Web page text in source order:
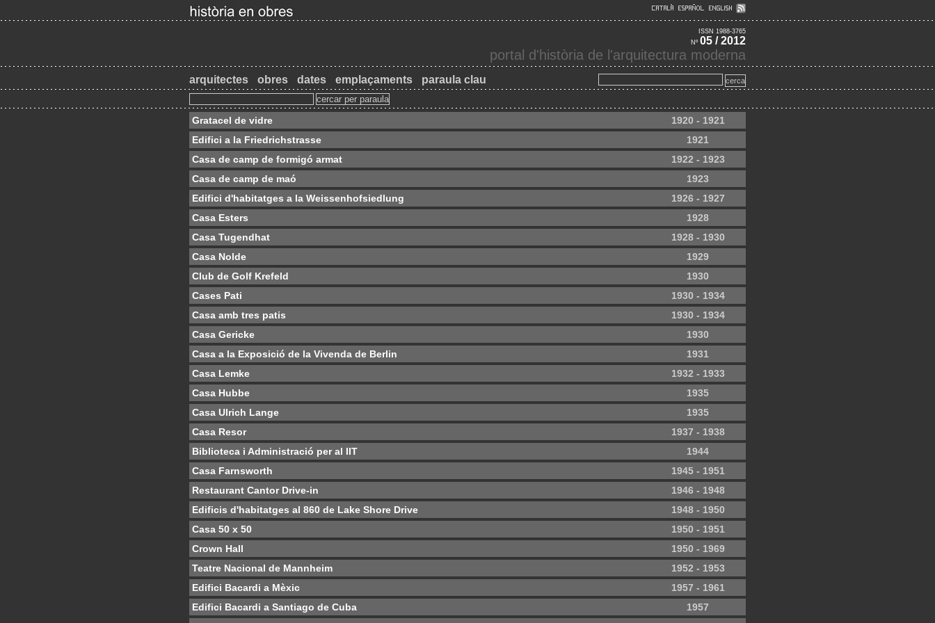
ISSN 1988-3765
Nº 05 / 2012
portal d'història de l'arquitectura moderna
arquitectes obres dates emplaçaments paraula clau
Gratacel de vidre
1920 - 1921
Edifici a la Friedrichstrasse
1921
Casa de camp de formigó armat
1922 - 1923
Casa de camp de maó
1923
Edifici d'habitatges a la Weissenhofsiedlung
1926 - 1927
Casa Esters
1928
Casa Tugendhat
1928 - 1930
Casa Nolde
1929
Club de Golf Krefeld
1930
Cases Pati
1930 - 1934
Casa amb tres patis
1930 - 1934
Casa Gericke
1930
Casa a la Exposició de la Vivenda de Berlin
1931
Casa Lemke
1932 - 1933
Casa Hubbe
1935
Casa Ulrich Lange
1935
Casa Resor
1937 - 1938
Biblioteca i Administració per al IIT
1944
Casa Farnsworth
1945 - 1951
Restaurant Cantor Drive-in
1946 - 1948
Edificis d'habitatges al 860 de Lake Shore Drive
1948 - 1950
Casa 50 x 50
1950 - 1951
Crown Hall
1950 - 1969
Teatre Nacional de Mannheim
1952 - 1953
Edifici Bacardi a Mèxic
1957 - 1961
Edifici Bacardi a Santiago de Cuba
1957